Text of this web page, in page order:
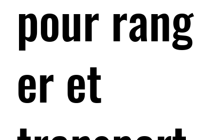
pour rang
er et